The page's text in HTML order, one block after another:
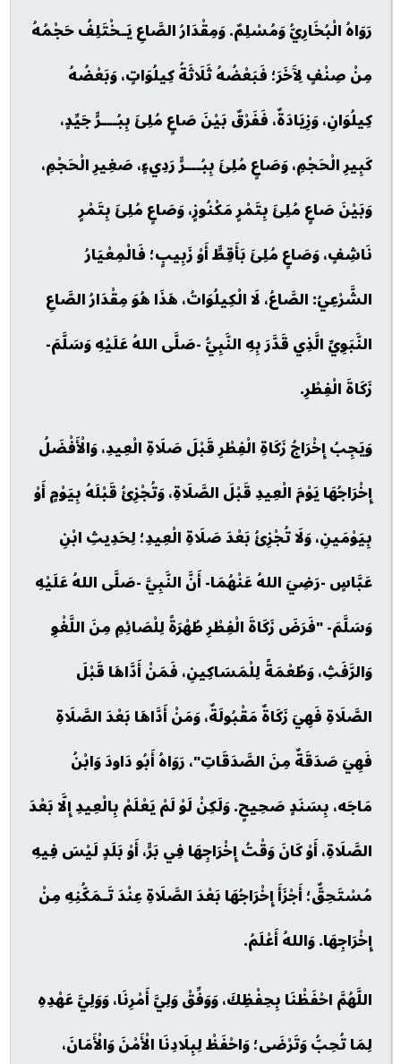
رَوَاهُ الْبُخَارِيُّ وَمُسْلِمٌ. وَمِقْدَارُ الصَّاعِ يَـخْتَلِفُ حَجْمُهُ
مِنْ صِنْفٍ لِآَخَرَ؛ فَبَعْضُهُ ثَلَاثَةُ كِيلُوَاتٍ، وَبَعْضُهُ
كِيلُوَانِ، وَزِيَادَةٌ، فَفَرْقٌ بَيْنَ صَاعٍ مُلِئَ بِبُـــرٍّ جَيِّدٍ،
كَبِيرِ الْحَجْمِ، وَصَاعٍ مُلِئَ بِبُـــرٍّ رَدِيءٍ، صَغِيرِ الْحَجْمِ،
وَبَيْنَ صَاعٍ مُلِئَ بِتَمْرٍ مَكْنُوزٍ، وَصَاعٍ مُلِئَ بِتَمْرٍ
نَاشِفٍ، وَصَاعٍ مُلِئَ بَأَقِطٍّ أَوْ زَبِيبٍ؛ فَالْمِعْيَارُ
الشَّرْعِيُ: الصَّاعُ، لَا الْكِيلُوَاتُ، هَذَا هُوَ مِقْدَارُ الصَّاعِ
النَّبَوِيِّ الَّذِي قَدَّرَ بِهِ النَّبِيُّ -صَلَّى اللهُ عَلَيْهِ وَسَلَّمَ-
زَكَاةَ الْفِطْرِ.
وَيَجِبُ إِخْرَاجُ زَكَاةِ الْفِطْرِ قَبْلَ صَلَاةِ الْعِيدِ، وَالْأَفْضَلُ
إِخْرَاجُهَا يَوْمَ الْعِيدِ قَبْلَ الصَّلَاةِ، وَتُجْزِئُ قَبْلَهُ بِيَوْمٍ أَوْ
بِيَوْمَينِ، وَلَا تُجْزِئُ بَعْدَ صَلَاةِ الْعِيدِ؛ لِحَدِيثِ ابْنِ
عَبَّاسٍ -رَضِيَ اللهُ عَنْهُمَا- أَنَّ النَّبِيَّ -صَلَّى اللهُ عَلَيْهِ
وَسَلَّمَ- "فَرَضَ زَكَاةَ الْفِطْرِ طُهْرَةً لِلْصَائِمِ مِنَ اللَّغْوِ
وَالرَّفَثِ، وَطُعْمَةً لِلْمَسَاكِينِ، فَمَنْ أَدَّاهَا قَبْلَ
الصَّلَاةِ فَهِيَ زَكَاةٌ مَقْبُولَةٌ، وَمَنْ أَدَّاهَا بَعْدَ الصَّلَاةِ
فَهِيَ صَدَقَةٌ مِنَ الصَّدَقَاتِ"، رَوَاهُ أَبُو دَاودَ وَابْنُ
مَاجَه، بِسَنَدٍ صَحِيحٍ. وَلَكِنْ لَوْ لَمْ يَعْلَمْ بِالْعِيدِ إِلَّا بَعْدَ
الصَّلَاةِ، أَوْ كَانَ وَقْتُ إِخْرَاجِهَا فِي بَرٍّ، أَوْ بَلَدٍ لَيْسَ فِيهِ
مُسْتَحِقٌّ؛ أَجْزَأَ إِخْرَاجُهَا بَعْدَ الصَّلَاةِ عِنْدَ تَـمَكُّنِهِ مِنْ
إِخْرَاجِهَا. وَاللهُ أَعْلَمُ.
اللَّهُمَّ احْفَظْنَا بِحِفْظِكَ، وَوَفِّقْ وَلِيَّ أَمْرِنَا، وَوَلِيَّ عَهْدِهِ
لِمَا تُحِبُّ وَتَرْضَى؛ وَاحْفَظْ لِبِلَادِنَا الْأَمْنَ وَالْأَمَانَ،